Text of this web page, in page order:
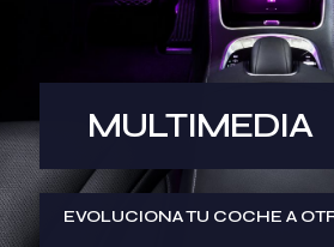
MULTIMEDIA
EVOLUCIONA TU COCHE A